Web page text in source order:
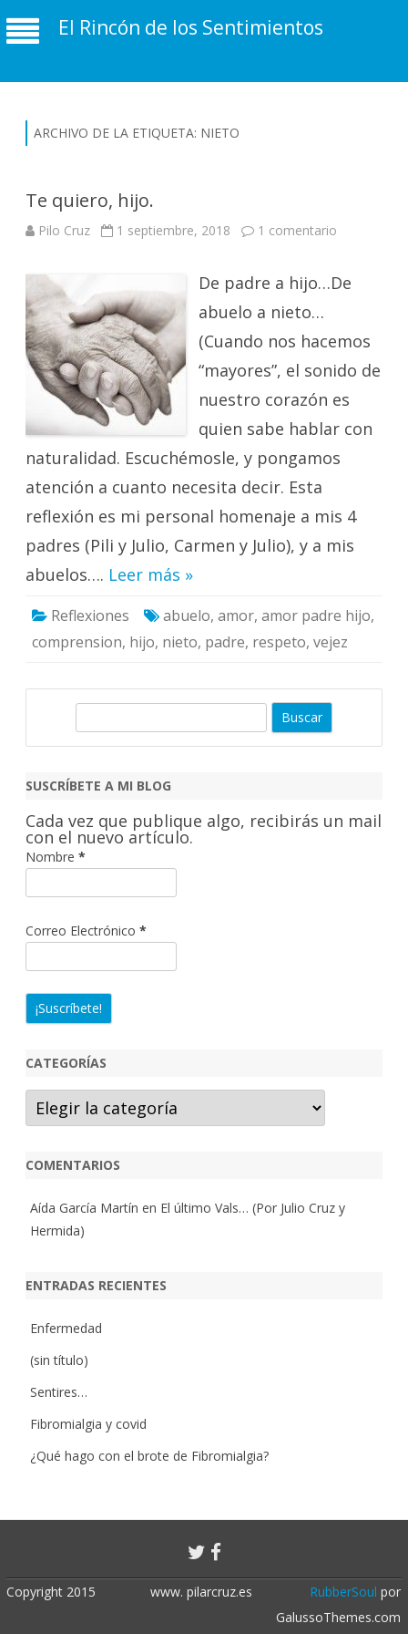
El Rincón de los Sentimientos
ARCHIVO DE LA ETIQUETA: NIETO
Te quiero, hijo.
Pilo Cruz 1 septiembre, 2018 1 comentario
De padre a hijo…De
abuelo a nieto…
(Cuando nos hacemos
“mayores”, el sonido de
nuestro corazón es
quien sabe hablar con
naturalidad. Escuchémosle, y pongamos
atención a cuanto necesita decir. Esta
reflexión es mi personal homenaje a mis 4
padres (Pili y Julio, Carmen y Julio), y a mis
abuelos…. Leer más »
Reflexiones abuelo, amor, amor padre hijo,
comprension, hijo, nieto, padre, respeto, vejez
c
r
SUSCRÍBETE A MI BLOG
Cada vez que publique algo, recibirás un mail
con el nuevo artículo.
Nombre *
Correo Electrónico *
CATEGORÍAS
Categorías
COMENTARIOS
Aída García Martín en El último Vals… (Por Julio Cruz y
Hermida)
ENTRADAS RECIENTES
Enfermedad
(sin título)
Sentires…
Fibromialgia y covid
¿Qué hago con el brote de Fibromialgia?
Copyright 2015 www. pilarcruz.es RubberSoul por
GalussoThemes.com